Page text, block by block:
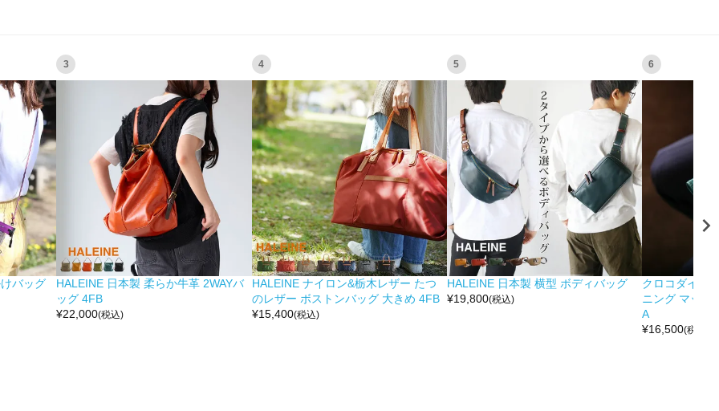
バッグ
3
HALEINE 日本製 柔らか牛革 2WAYバ
ッグ 4FB
¥22,000(税込)
4
HALEINE ナイロン&栃木レザー たつ
のレザー ボストンバッグ 大きめ 4FB
¥15,400(税込)
5
HALEINE 日本製 横型 ボディバッグ
¥19,800(税込)
6
クロコダイル
ニング マット
A
¥16,500(税込)